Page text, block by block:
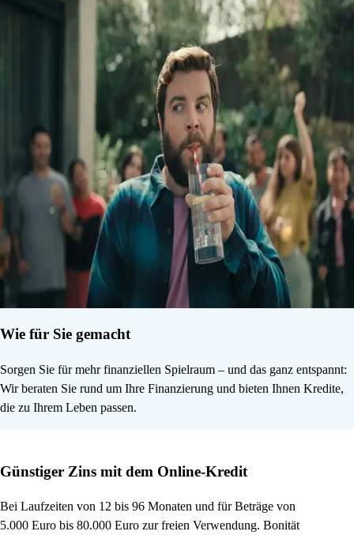
Wie für Sie gemacht
Sorgen Sie für mehr finanziellen Spielraum – und das ganz entspannt:
Wir beraten Sie rund um Ihre Finanzierung und bieten Ihnen Kredite,
die zu Ihrem Leben passen.
Günstiger Zins mit dem Online-Kredit
Bei Laufzeiten von 12 bis 96 Monaten und für Beträge von
5.000 Euro bis 80.000 Euro zur freien Verwendung. Bonität